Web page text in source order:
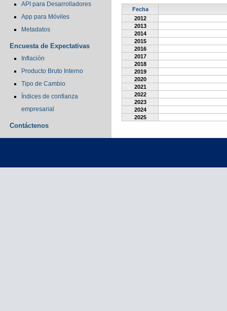
API para Desarrolladores
App para Móviles
Metadatos
Encuesta de Expectativas
Inflación
Producto Bruto Interno
Tipo de Cambio
Índices de confianza
empresarial
Contáctenos
Fecha
2012
2013
2014
2015
2016
2017
2018
2019
2020
2021
2022
2023
2024
2025